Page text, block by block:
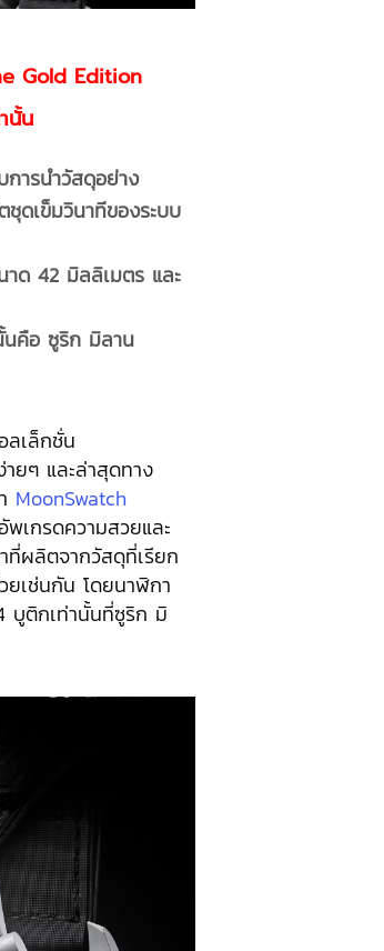
Gold Edition
นั้น
ารนำวัสดุอย่าง
ชุดเข็มวินาทีของระบบ
ด 42 มิลลิเมตร และ
นคือ ซูริก มิลาน
ลเล็กชั่น
ยๆ และล่าสุดทาง
MoonSwatch
เกรดความสวยและ
ผลิตจากวัสดุที่เรียก
ยเช่นกัน โดยนาฬิกา
บูติกเท่านั้นที่ซูริก มิ